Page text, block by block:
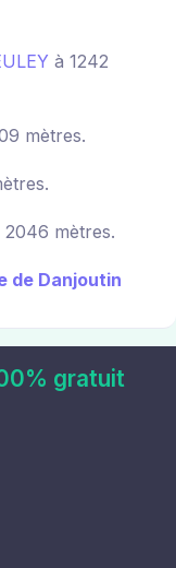
à 1242
mètres.
2046 mètres.
de Danjoutin
gratuit